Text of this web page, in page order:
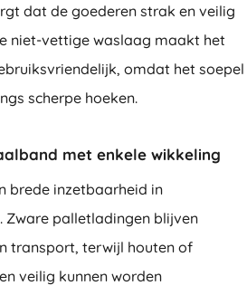
dat de goederen strak en veilig
niet-vettige waslaag maakt het
omdat het soepel
scherpe hoeken.
met enkele wikkeling
brede inzetbaarheid in
Zware palletladingen blijven
transport, terwijl houten of
veilig kunnen worden